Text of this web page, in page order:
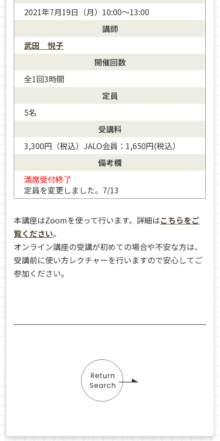
2021年7月19日（月）10:00～13:00
講師
武田 悦子
開催回数
全1回3時間
定員
5名
受講料
3,300円（税込）JALO会員：1,650円(税込）
備考欄
満席受付終了
定員を変更しました。7/13
本講座はZoomを使って行います。詳細はこちらをご
覧ください。
オンライン講座の受講が初めての場合や不安な方は、
受講前に使い方レクチャーを行いますので安心してご
参加ください。